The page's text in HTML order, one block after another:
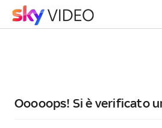
Ooooops! Si è verificato